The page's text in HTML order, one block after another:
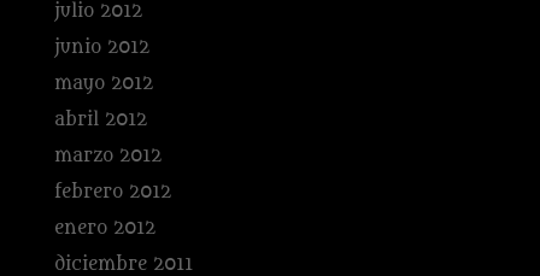
julio 2012
junio 2012
mayo 2012
abril 2012
marzo 2012
febrero 2012
enero 2012
diciembre 2011